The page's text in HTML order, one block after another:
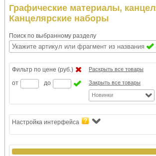
Графические материалы,
Канцелярские наборы
Поиск по выбранному разделу
Фильтр по цене (руб.)
от
до
Раскрыть все товары
Закрыть все товары
Новинки
Настройка интерфейса